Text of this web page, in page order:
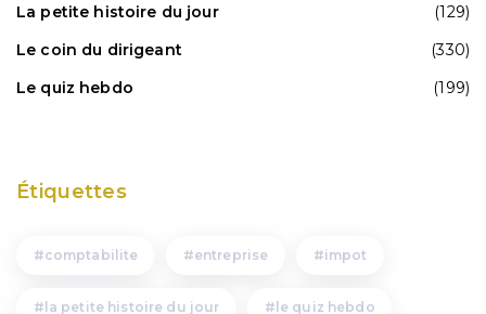
La petite histoire du jour
(129)
Le coin du dirigeant
(330)
Le quiz hebdo
(199)
Étiquettes
comptabilite entreprise impot
la petite histoire du jour le quiz hebdo